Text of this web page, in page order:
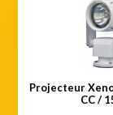
Projecteur
CC /